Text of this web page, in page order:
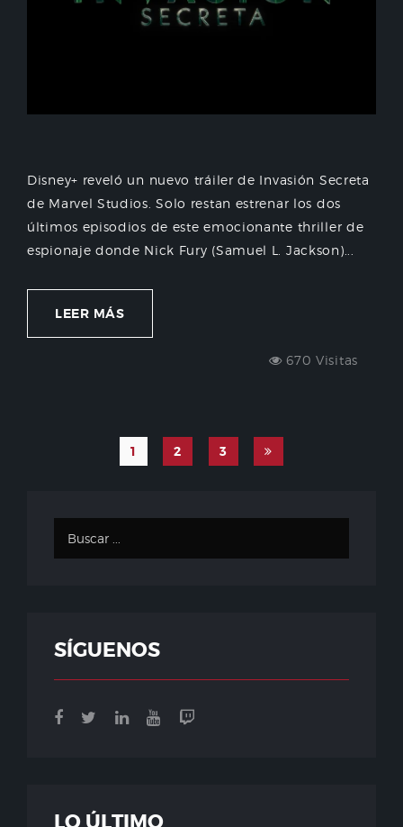
Disney+ reveló un nuevo tráiler de Invasión Secreta
de Marvel Studios. Solo restan estrenar los dos
últimos episodios de este emocionante thriller de
espionaje donde Nick Fury (Samuel L. Jackson)...
LEER MÁS
670 Visitas
1 2 3
SÍGUENOS